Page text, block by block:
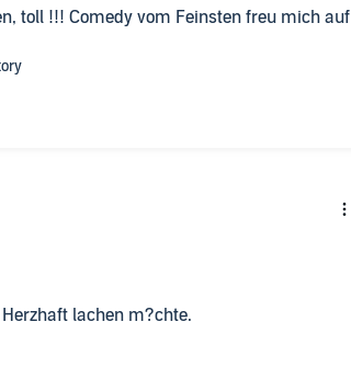
toll !!! Comedy vom Feinsten freu mich auf
lachen m?chte.